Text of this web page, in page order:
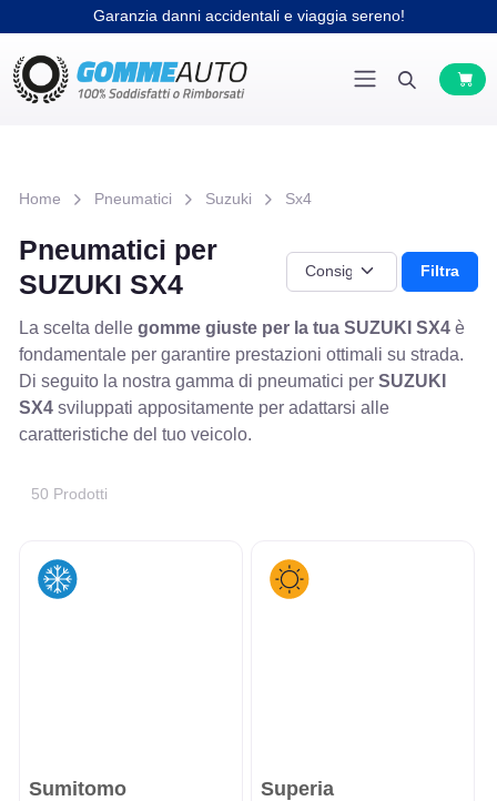
Garanzia danni accidentali e viaggia sereno!
Home Pneumatici Suzuki Sx4
Pneumatici per
SUZUKI SX4
Filtra
La scelta delle gomme giuste per la tua SUZUKI SX4è
fondamentale per garantire prestazioni ottimali su strada.
Di seguito la nostra gamma di pneumatici per SUZUKI
SX4sviluppati appositamente per adattarsi alle
caratteristiche del tuo veicolo.
50 Prodotti
Sumitomo
Superia